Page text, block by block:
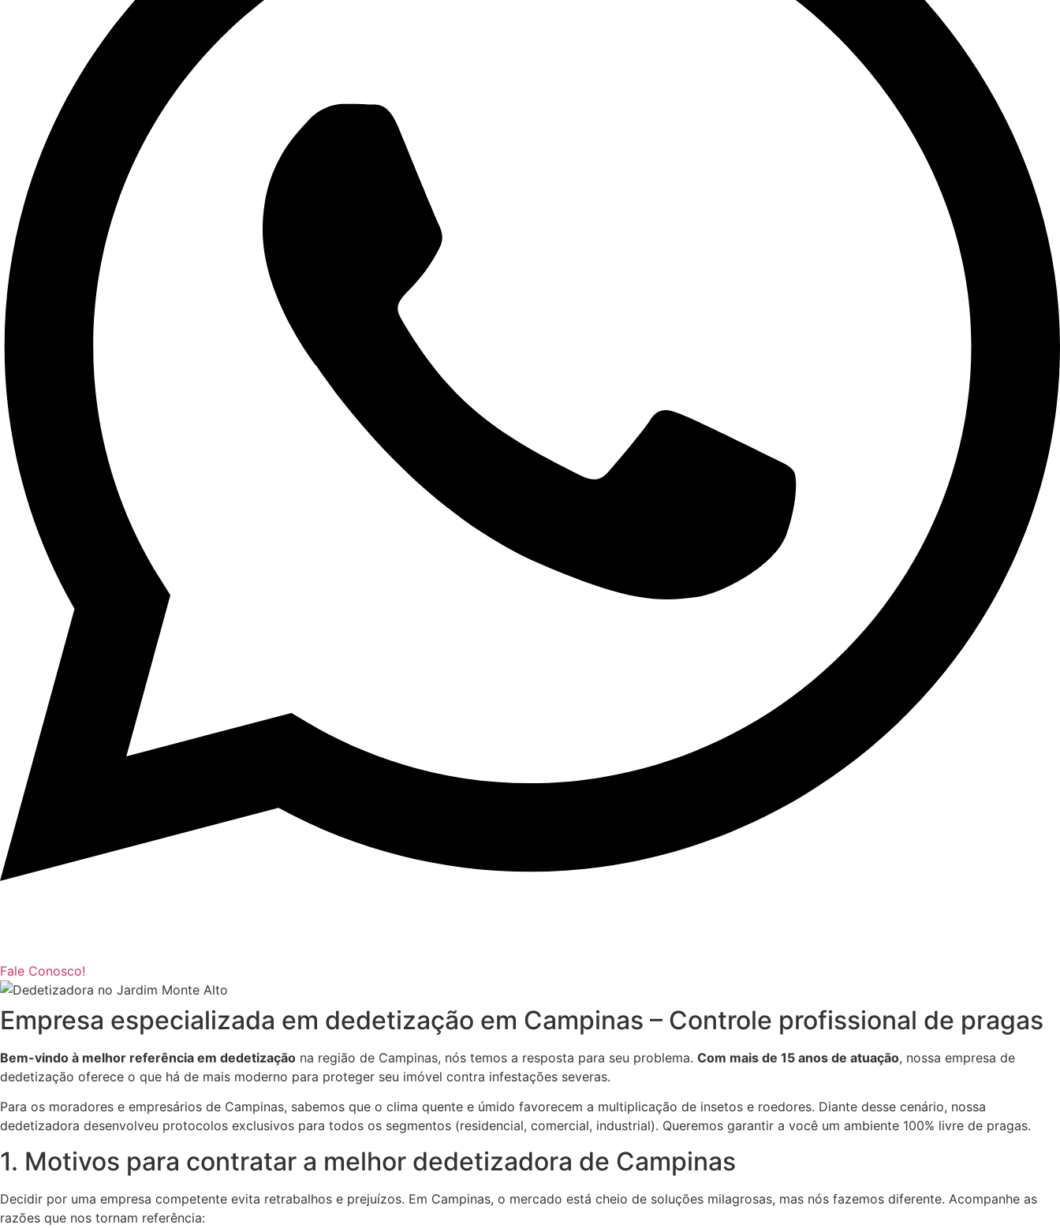
Fale Conosco!
Empresa especializada em dedetização em Campinas – Controle profissional de pragas
Bem-vindo à melhor referência em dedetização na região de Campinas, nós temos a resposta para seu problema. Com mais de 15 anos de atuação, nossa empresa de
dedetização oferece o que há de mais moderno para proteger seu imóvel contra infestações severas.
Para os moradores e empresários de Campinas, sabemos que o clima quente e úmido favorecem a multiplicação de insetos e roedores. Diante desse cenário, nossa
dedetizadora desenvolveu protocolos exclusivos para todos os segmentos (residencial, comercial, industrial). Queremos garantir a você um ambiente 100% livre de pragas.
1. Motivos para contratar a melhor dedetizadora de Campinas
Decidir por uma empresa competente evita retrabalhos e prejuízos. Em Campinas, o mercado está cheio de soluções milagrosas, mas nós fazemos diferente. Acompanhe as
razões que nos tornam referência: